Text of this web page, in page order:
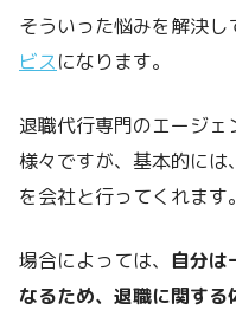
そういった悩みを解決し
ビスになります。
退職代行専門のエージ
様々ですが、基本的には
を会社と行ってくれます。
場合によっては、 自分は
なるため、退職に関す